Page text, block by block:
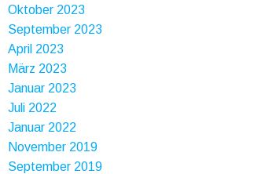
Oktober 2023
September 2023
April 2023
März 2023
Januar 2023
Juli 2022
Januar 2022
November 2019
September 2019